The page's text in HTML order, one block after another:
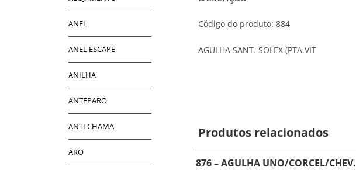
Código do produto: 884
AGULHA SANT. SOLEX (PTA.VIT
Produtos relacionados
876 – AGULHA UNO/CORCEL/CHEV.
ANEL
ANEL ESCAPE
ANILHA
ANTEPARO
ANTI CHAMA
ARO